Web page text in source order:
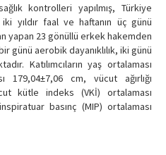
kontrolleri yapılmış, Türkiye
yıldır faal ve haftanın üç günü
yapan 23 gönüllü erkek hakemden
günü aerobik dayanıklılık, iki günü
Katılımcıların yaş ortalaması
179,04±7,06 cm, vücut ağırlığı
kütle indeks (VKİ) ortalaması
basınç (MIP) ortalaması